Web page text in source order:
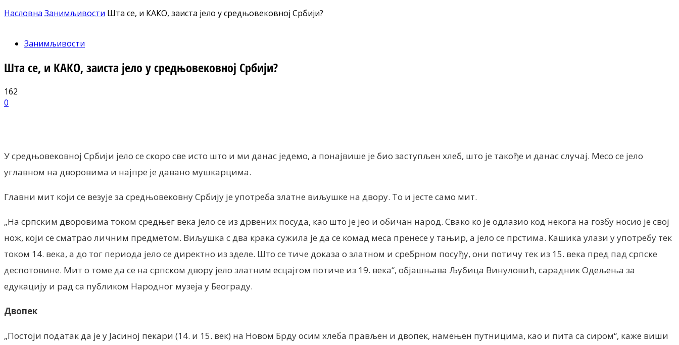
Насловна Занимљивости Шта се, и КАКО, заиста јело у средњовековној Србији?
Занимљивости
Шта се, и КАКО, заиста јело у средњовековној Србији?
162
0
У средњовековној Србији јело се скоро све исто што и ми данас једемо, а понајвише је био заступљен хлеб, што је такође и данас случај. Месо се јело
углавном на дворовима и најпре је давано мушкарцима.
Главни мит који се везује за средњовековну Србију је употреба златне виљушке на двору. То и јесте само мит.
„На српским дворовима током средњег века јело се из дрвених посуда, као што је јео и обичан народ. Свако ко је одлазио код некога на гозбу носио је свој
нож, који се сматрао личним предметом. Виљушка с два крака сужила је да се комад меса пренесе у тањир, а јело се прстима. Кашика улази у употребу тек
током 14. века, а до тог периода јело се директно из зделе. Што се тиче доказа о златном и сребрном посуђу, они потичу тек из 15. века пред пад српске
деспотовине. Мит о томе да се на српском двору јело златним есцајгом потиче из 19. века“, објашњава Љубица Винуловић, сарадник Одељења за
едукацију и рад са публиком Народног музеја у Београду.
Двопек
„Постоји податак да је у Јасиној пекари (14. и 15. век) на Новом Брду осим хлеба прављен и двопек, намењен путницима, као и пита са сиром“, каже виши